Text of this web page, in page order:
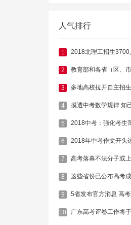
人气排行
1 2018北理工招生3700人 普通一
2 教育部和各省（区、市）开通
3 多地高校拉开自主招生大幕 试
4 摸透中考数学规律 知己知
5 2018中考：强化考生薄弱
6 2018年中考作文开头这么写
7 高考落幕不法分子或上线 考生
8 这些省份已公布高考成绩查询
9 5省发布官方消息 高考理综第8
10 广东高考评卷工作将于12日开始